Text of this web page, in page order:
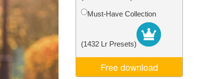
Video Editing ServicesMust-Have Collection
(1432 Lr Presets)
Free download